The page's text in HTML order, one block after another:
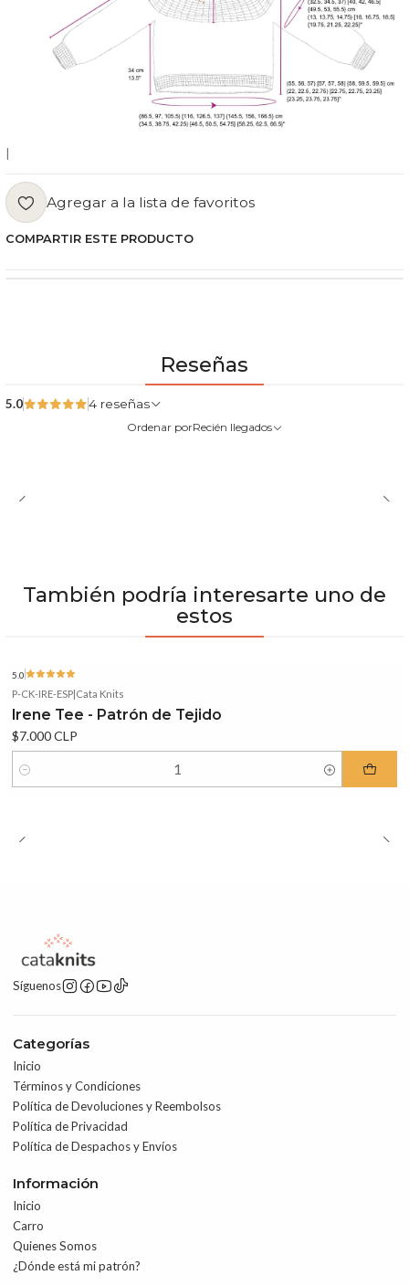
Agregar a la lista de favoritos
COMPARTIR ESTE PRODUCTO
Reseñas
5.0 4 reseñas
Ordenar porRecién llegados
También podría interesarte uno de
estos
5.0
P-CK-IRE-ESP Cata Knits
Irene Tee - Patrón de Tejido
$7.000 CLP
Cantidad
Síguenos
Categorías
Inicio
Términos y Condiciones
Política de Devoluciones y Reembolsos
Política de Privacidad
Política de Despachos y Envíos
Información
Inicio
Carro
Quienes Somos
¿Dónde está mi patrón?